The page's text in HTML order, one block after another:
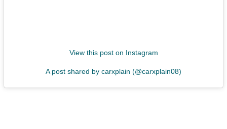
View this post on Instagram
A post shared by carxplain (@carxplain08)